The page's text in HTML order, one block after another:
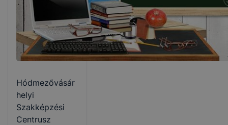
Hódmezővásár
helyi
Szakképzési
Centrusz